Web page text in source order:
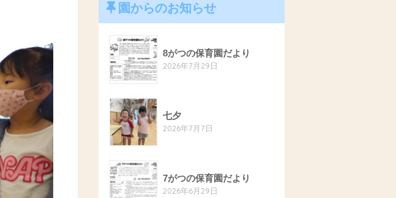
園からのお知らせ
8がつの保育園だより
2026年7月29日
七夕
2026年7月7日
7がつの保育園だより
2026年6月29日